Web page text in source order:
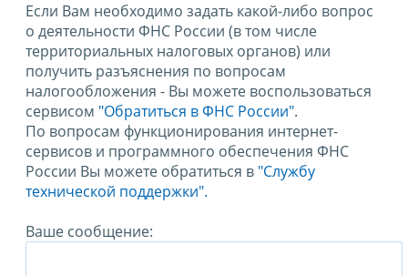
Если Вам необходимо задать какой-либо вопрос
о деятельности ФНС России (в том числе
территориальных налоговых органов) или
получить разъяснения по вопросам
налогообложения - Вы можете воспользоваться
сервисом "Обратиться в ФНС России".
По вопросам функционирования интернет-
сервисов и программного обеспечения ФНС
России Вы можете обратиться в "Службу
технической поддержки".
Ваше сообщение: